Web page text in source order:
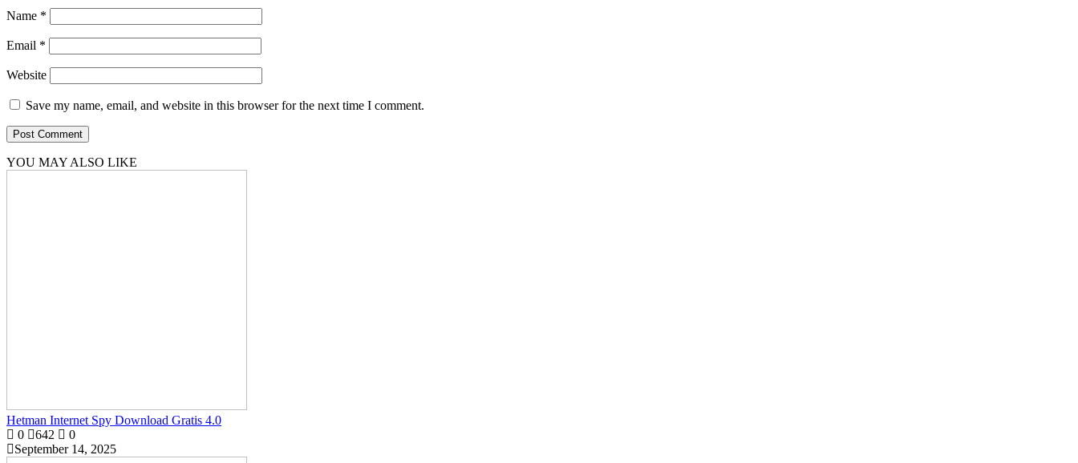
Name *
Email *
Website
Save my name, email, and website in this browser for the next time I comment.
YOU MAY ALSO LIKE
Hetman Internet Spy Download Gratis 4.0
0
642
0
September 14, 2025